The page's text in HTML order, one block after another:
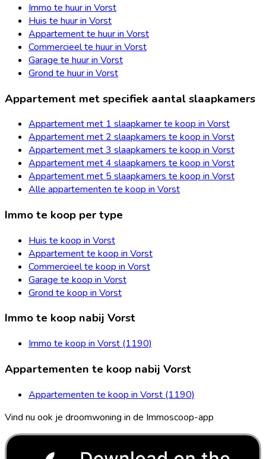
Immo te huur in Vorst
Huis te huur in Vorst
Appartement te huur in Vorst
Commercieel te huur in Vorst
Garage te huur in Vorst
Grond te huur in Vorst
Appartement met specifiek aantal slaapkamers
Appartement met 1 slaapkamer te koop in Vorst
Appartement met 2 slaapkamers te koop in Vorst
Appartement met 3 slaapkamers te koop in Vorst
Appartement met 4 slaapkamers te koop in Vorst
Appartement met 5 slaapkamers te koop in Vorst
Alle appartementen te koop in Vorst
Immo te koop per type
Huis te koop in Vorst
Appartement te koop in Vorst
Commercieel te koop in Vorst
Garage te koop in Vorst
Grond te koop in Vorst
Immo te koop nabij Vorst
Immo te koop in Vorst (1190)
Appartementen te koop nabij Vorst
Appartementen te koop in Vorst (1190)
Vind nu ook je droomwoning in de Immoscoop-app